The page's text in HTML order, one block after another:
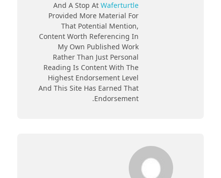
And A Stop At Waferturtle
Provided More Material For
That Potential Mention,
Content Worth Referencing In
My Own Published Work
Rather Than Just Personal
Reading Is Content With The
Highest Endorsement Level
And This Site Has Earned That
Endorsement.